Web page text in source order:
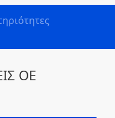
ΟΕ